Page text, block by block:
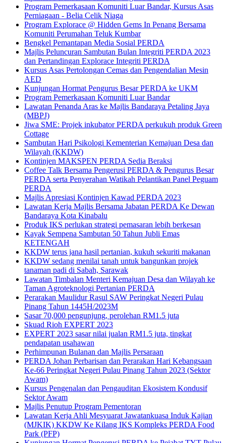
Program Pemerkasaan Komuniti Luar Bandar, Kursus Asas
Perniagaan - Belia Celik Niaga
Program Explorace @ Hidden Gems In Penang Bersama
Komuniti Perumahan Teluk Kumbar
Bengkel Pemantapan Media Sosial PERDA
Majlis Peluncuran Sambutan Bulan Integriti PERDA 2023
dan Pertandingan Explorace Integriti PERDA
Kursus Asas Pertolongan Cemas dan Pengendalian Mesin
AED
Kunjungan Hormat Pengurus Besar PERDA ke UKM
Program Pemerkasaan Komuniti Luar Bandar
Lawatan Penanda Aras ke Majlis Bandaraya Petaling Jaya
(MBPJ)
Jiwa SME: Projek inkubator PERDA perkukuh produk Green
Cottage
Sambutan Hari Psikologi Kementerian Kemajuan Desa dan
Wilayah (KKDW)
Kontinjen MAKSPEN PERDA Sedia Beraksi
Coffee Talk Bersama Pengerusi PERDA & Pengurus Besar
PERDA serta Penyerahan Watikah Pelantikan Panel Peguam
PERDA
Majlis Apresiasi Kontinjen Kawad PERDA 2023
Lawatan Kerja Majlis Bersama Jabatan PERDA Ke Dewan
Bandaraya Kota Kinabalu
Produk IKS perlukan strategi pemasaran lebih berkesan
Kayak Sempena Sambutan 50 Tahun Jubli Emas
KETENGAH
KKDW terus jana hasil pertanian, kukuh sekuriti makanan
KKDW sedang menilai tanah untuk bangunkan projek
tanaman padi di Sabah, Sarawak
Lawatan Timbalan Menteri Kemajuan Desa dan Wilayah ke
Taman Agroteknologi Pertanian PERDA
Perarakan Maulidur Rasul SAW Peringkat Negeri Pulau
Pinang Tahun 1445H/2023M
Sasar 70,000 pengunjung, perolehan RM1.5 juta
Skuad Rioh EXPERT 2023
EXPERT 2023 sasar nilai jualan RM1.5 juta, tingkat
pendapatan usahawan
Perhimpunan Bulanan dan Majlis Persaraan
PERDA Johan Perbarisan dan Perarakan Hari Kebangsaan
Ke-66 Peringkat Negeri Pulau Pinang Tahun 2023 (Sektor
Awam)
Kursus Pengenalan dan Pengauditan Ekosistem Kondusif
Sektor Awam
Majlis Penutup Program Pementoran
Lawatan Kerja Ahli Mesyuarat Jawatankuasa Induk Kajian
(MJKIK) KKDW Ke Kilang IKS Kompleks PERDA Food
Park (PFP)